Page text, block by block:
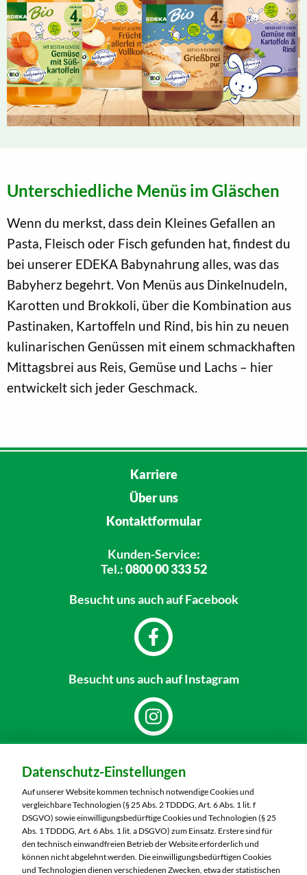
Unterschiedliche Menüs im Gläschen
Wenn du merkst, dass dein Kleines Gefallen an
Pasta, Fleisch oder Fisch gefunden hat, findest du
bei unserer EDEKA Babynahrung alles, was das
Babyherz begehrt. Von Menüs aus Dinkelnudeln,
Karotten und Brokkoli, über die Kombination aus
Pastinaken, Kartoffeln und Rind, bis hin zu neuen
kulinarischen Genüssen mit einem schmackhaften
Mittagsbrei aus Reis, Gemüse und Lachs – hier
entwickelt sich jeder Geschmack.
Karriere
Über uns
Kontaktformular
Kunden-Service:
Tel.:0800 00 333 52
Besucht unsauch auf Facebook
Besucht unsauch auf Instagram
MARKTKAUF Nürnberg-Mögeldorf
Laufamholzstraße 40/42
90482 Nürnberg
Telefon:0911 54340
Markt ändern
Datenschutz-Einstellungen
Auf unserer Website kommen technisch notwendige Cookies und
vergleichbare Technologien (§ 25 Abs. 2 TDDDG, Art. 6 Abs. 1 lit. f
DSGVO) sowie einwilligungsbedürftige Cookies und Technologien (§ 25
Abs. 1 TDDDG, Art. 6 Abs. 1 lit. a DSGVO) zum Einsatz. Erstere sind für
den technisch einwandfreien Betrieb der Website erforderlich und
können nicht abgelehnt werden. Die einwilligungsbedürftigen Cookies
und Technologien dienen verschiedenen Zwecken, etwa der statistischen